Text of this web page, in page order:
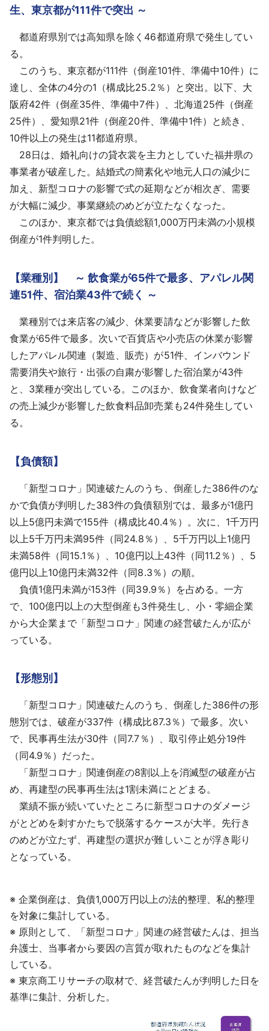
生、東京都が111件で突出 ～
都道府県別では高知県を除く46都道府県で発生してい
る。
このうち、東京都が111件（倒産101件、準備中10件）に
達し、全体の4分の1（構成比25.2％）と突出。以下、大
阪府42件（倒産35件、準備中7件）、北海道25件（倒産
25件）、愛知県21件（倒産20件、準備中1件）と続き、
10件以上の発生は11都道府県。
28日は、婚礼向けの貸衣裳を主力としていた福井県の
事業者が破産した。結婚式の簡素化や地元人口の減少に
加え、新型コロナの影響で式の延期などが相次ぎ、需要
が大幅に減少。事業継続のめどが立たなくなった。
このほか、東京都では負債総額1,000万円未満の小規模
倒産が1件判明した。
【業種別】 ～ 飲食業が65件で最多、アパレル関
連51件、宿泊業43件で続く ～
業種別では来店客の減少、休業要請などが影響した飲
食業が65件で最多。次いで百貨店や小売店の休業が影響
したアパレル関連（製造、販売）が51件、インバウンド
需要消失や旅行・出張の自粛が影響した宿泊業が43件
と、3業種が突出している。このほか、飲食業者向けなど
の売上減少が影響した飲食料品卸売業も24件発生してい
る。
【負債額】
「新型コロナ」関連破たんのうち、倒産した386件のな
かで負債が判明した383件の負債額別では、最多が1億円
以上5億円未満で155件（構成比40.4％）。次に、1千万円
以上5千万円未満95件（同24.8％）、5千万円以上1億円
未満58件（同15.1％）、10億円以上43件（同11.2％）、5
億円以上10億円未満32件（同8.3％）の順。
負債1億円未満が153件（同39.9％）を占める。一方
で、100億円以上の大型倒産も3件発生し、小・零細企業
から大企業まで「新型コロナ」関連の経営破たんが広が
っている。
【形態別】
「新型コロナ」関連破たんのうち、倒産した386件の形
態別では、破産が337件（構成比87.3％）で最多。次い
で、民事再生法が30件（同7.7％）、取引停止処分19件
（同4.9％）だった。
「新型コロナ」関連倒産の8割以上を消滅型の破産が占
め、再建型の民事再生法は1割未満にとどまる。
業績不振が続いていたところに新型コロナのダメージ
がとどめを刺すかたちで脱落するケースが大半。先行き
のめどが立たず、再建型の選択が難しいことが浮き彫り
となっている。
※ 企業倒産は、負債1,000万円以上の法的整理、私的整理
を対象に集計している。
※ 原則として、「新型コロナ」関連の経営破たんは、担当
弁護士、当事者から要因の言質が取れたものなどを集計
している。
※ 東京商工リサーチの取材で、経営破たんが判明した日を
基準に集計、分析した。